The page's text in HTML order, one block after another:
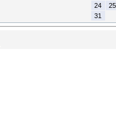
24
25
31